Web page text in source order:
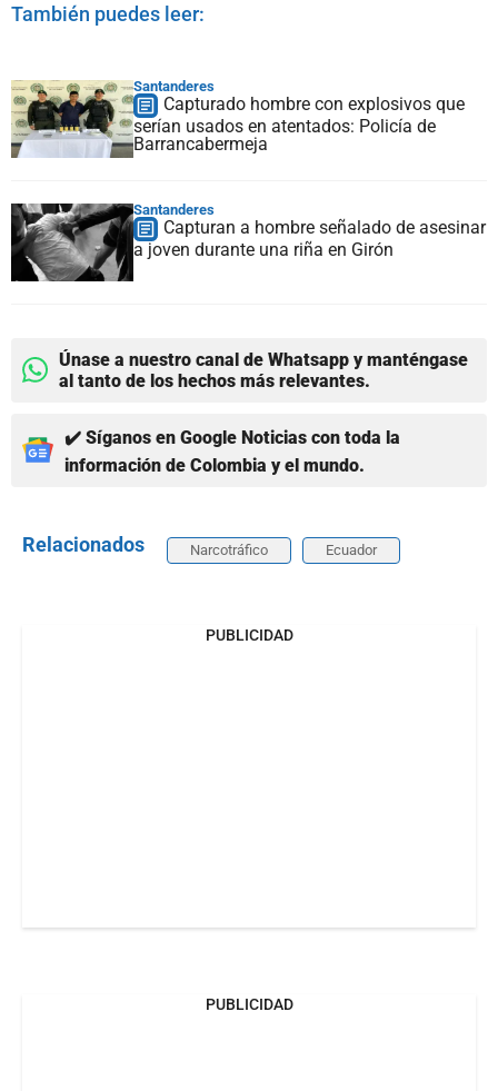
También puedes leer:
Santanderes
Capturado hombre con explosivos que
serían usados en atentados: Policía de
Barrancabermeja
Santanderes
Capturan a hombre señalado de asesinar
a joven durante una riña en Girón
Únase a nuestro canal de Whatsapp y manténgase
al tanto de los hechos más relevantes.
✔️ Síganos en Google Noticias con toda la
información de Colombia y el mundo.
Relacionados Narcotráfico Ecuador
PUBLICIDAD
PUBLICIDAD